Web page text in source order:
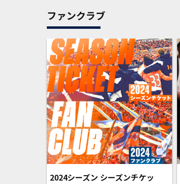
ファンクラブ
2024シーズン シーズンチケッ